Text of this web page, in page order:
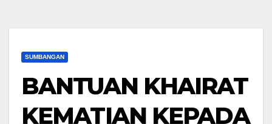
SUMBANGAN
BANTUAN KHAIRAT
KEMATIAN KEPADA